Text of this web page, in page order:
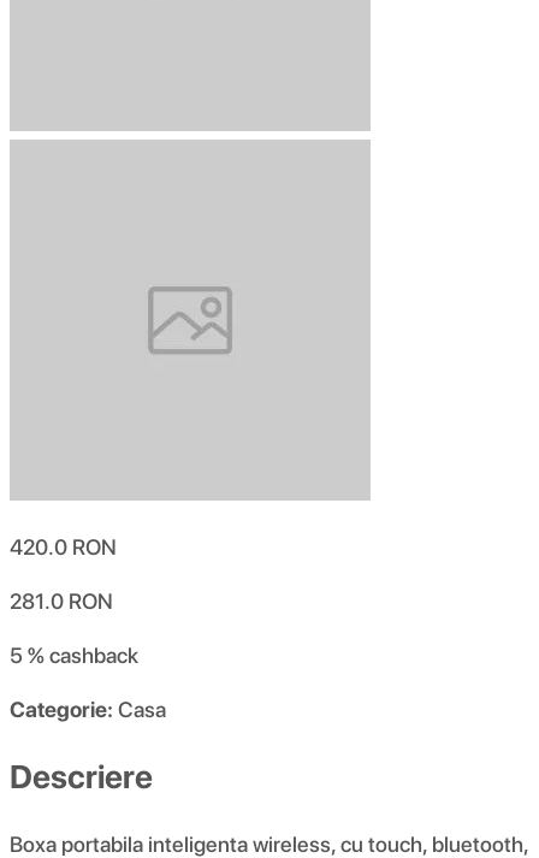
420.0 RON
281.0 RON
5 %cashback
Categorie: Casa
Descriere
Boxa portabila inteligenta wireless, cu touch, bluetooth,